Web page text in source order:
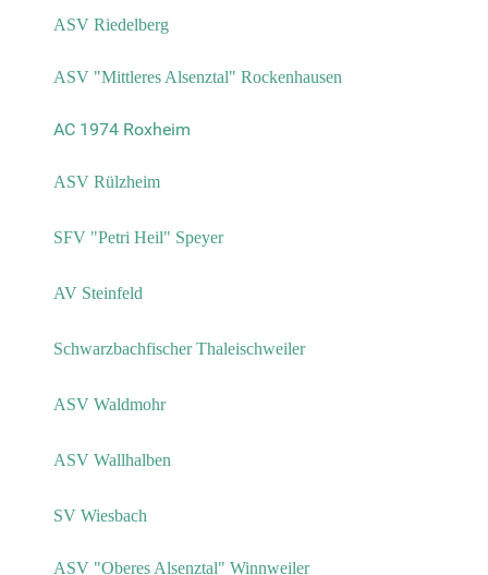
ASV Riedelberg
ASV "Mittleres Alsenztal" Rockenhausen
AC 1974 Roxheim
ASV Rülzheim
SFV "Petri Heil" Speyer
AV Steinfeld
Schwarzbachfischer Thaleischweiler
ASV Waldmohr
ASV Wallhalben
SV Wiesbach
ASV "Oberes Alsenztal" Winnweiler